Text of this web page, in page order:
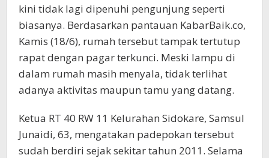
kini tidak lagi dipenuhi pengunjung seperti
biasanya. Berdasarkan pantauan KabarBaik.co,
Kamis (18/6), rumah tersebut tampak tertutup
rapat dengan pagar terkunci. Meski lampu di
dalam rumah masih menyala, tidak terlihat
adanya aktivitas maupun tamu yang datang.
Ketua RT 40 RW 11 Kelurahan Sidokare, Samsul
Junaidi, 63, mengatakan padepokan tersebut
sudah berdiri sejak sekitar tahun 2011. Selama